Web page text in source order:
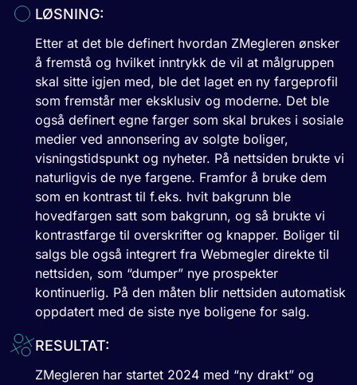
LØSNING:
Etter at det ble definert hvordan ZMegleren ønsker
å fremstå og hvilket inntrykk de vil at målgruppen
skal sitte igjen med, ble det laget en ny fargeprofil
som fremstår mer eksklusiv og moderne. Det ble
også definert egne farger som skal brukes i sosiale
medier ved annonsering av solgte boliger,
visningstidspunkt og nyheter. På nettsiden brukte vi
naturligvis de nye fargene. Framfor å bruke dem
som en kontrast til f.eks. hvit bakgrunn ble
hovedfargen satt som bakgrunn, og så brukte vi
kontrastfarge til overskrifter og knapper. Boliger til
salgs ble også integrert fra Webmegler direkte til
nettsiden, som “dumper” nye prospekter
kontinuerlig. På den måten blir nettsiden automatisk
oppdatert med de siste nye boligene for salg.
RESULTAT:
ZMegleren har startet 2024 med “ny drakt” og